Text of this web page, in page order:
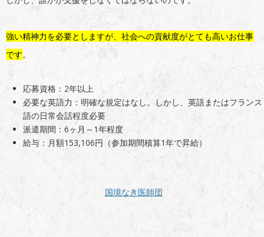
強い精神力を必要としますが、社会への貢献度がとても高いお仕事
です。
応募資格：2年以上
必要な英語力：明確な規定はなし。しかし、英語またはフランス
語の日常会話程度必要
派遣期間：6ヶ月～1年程度
給与：月額153,106円（参加期間積算1年で昇給）
国境なき医師団